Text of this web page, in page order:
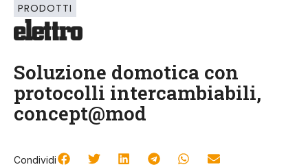
PRODOTTI
Soluzione domotica con
protocolli intercambiabili,
concept@mod
Condividi